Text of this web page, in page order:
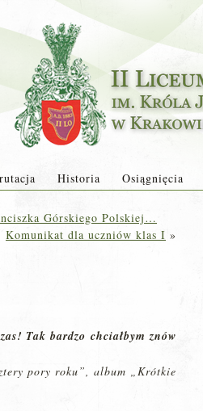
Historia Osiągnięcia
Górskiego Polskiej…
Komunikat dla uczniów klas I »
Tak bardzo chciałbym znów
pory roku”, album „Krótkie